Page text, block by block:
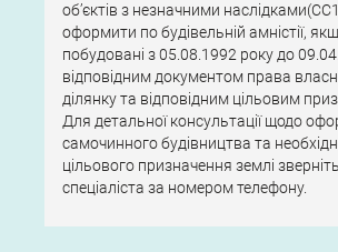
об’єктів з незначними
оформити по будівельній амністії,
побудовані з 05.08.1992 року до
відповідним документом права
ділянку та відповідним цільовим
Для детальної консультації щодо
самочинного будівництва та
цільового призначення землі
спеціаліста за номером телефону.